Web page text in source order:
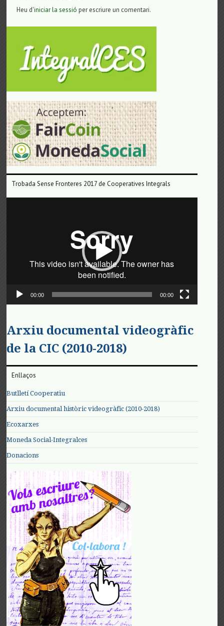
Heu d'iniciar la sessió per escriure un comentari.
Trobada Sense Fronteres 2017 de Cooperatives Integrals
00:00 00:00
Arxiu documental videogràfic
de la CIC (2010-2018)
Enllaços
Butlletí Cooperatiu
Arxiu documental històric videogràfic (2010-2018)
Ecoxarxes
Moneda Social-Integralces
Donacions